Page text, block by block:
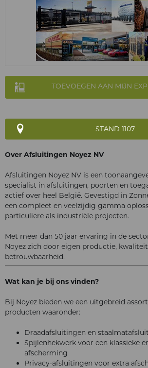
TOEVOEGEN AAN MIJN
STAND 1107
Over Afsluitingen Noyez NV
Afsluitingen Noyez NV is een
specialist in afsluitingen, poorten en
actief over heel België. Gevestigd in
een compleet en veelzijdig gamma
particuliere als industriële projecten.
Met meer dan 50 jaar ervaring in de
Noyez zich door eigen productie,
betrouwbaarheid.
Wat kan je bij ons vinden?
Bij Noyez bieden we een uitgebreid
producten waaronder:
Draadafsluitingen en
Spijlenhekwerk voor een klassieke
afscherming
Privacy-afsluitingen voor extra